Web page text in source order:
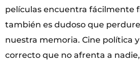
películas encuentra fácilmente
también es dudoso que
nuestra memoria. Cine política
correcto que no afrenta a